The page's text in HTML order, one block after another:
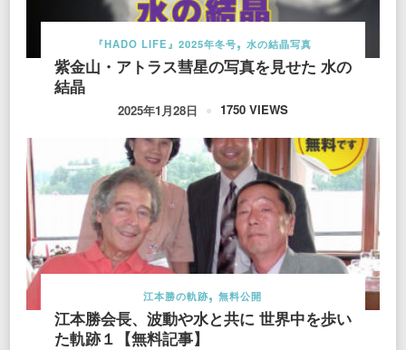
『HADO LIFE』2025年冬号 水の結晶写真
紫金山・アトラス彗星の写真を見せた 水の
結晶
2025年1月28日 1750 VIEWS
江本勝の軌跡 無料公開
江本勝会長、波動や水と共に 世界中を歩い
た軌跡１【無料記事】